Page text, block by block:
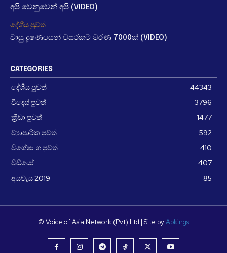
අපි වෙනුවෙන් අපි (VIDEO)
දේශීය පුවත්
වායු දූෂණයෙන් වසරකට මරණ 7000ක් (VIDEO)
CATEGORIES
දේශීය පුවත්
44343
විදෙස් පුවත්
3796
ක්‍රීඩා පුවත්
1477
ව්‍යාපාරික පුවත්
592
විශේෂාංග පුවත්
410
වීඩීයෝ
407
අයවැය 2019
85
© Voice of Asia Network (Pvt) Ltd | Site byApkings